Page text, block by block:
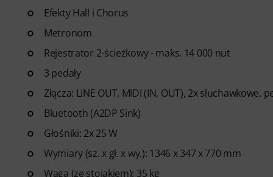
Po wysłaniu zamówienia kod
Efekty Hall i Chorus
Metronom
Rejestrator 2-ścieżkowy - maks. 14 000 nut
3 pedały
Złącza: LINE OUT, MIDI (IN, OUT), 2x słuchawkowe,
Bluetooth (A2DP Sink)
Głośniki: 2x 25 W
Wymiary (sz. x gł. x wy.): 1346 x 347 x 770 mm
Waga (ze stojakiem): 35 kg